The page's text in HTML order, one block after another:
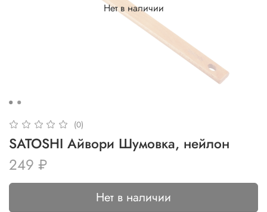
Нет в наличии
(0)
SATOSHI Айвори Шумовка, нейлон
249 ₽
Нет в наличии